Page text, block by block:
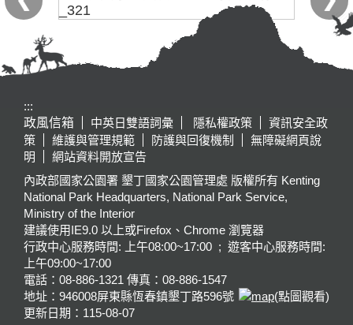
:::
政風信箱
中英日雙語詞彙 隱私權政策
資訊安全政
策
維護與管理規範 防護與回復機制
無障礙網頁說
明
網站資料開放宣告
內政部國家公園署 墾丁國家公園管理處 版權所有 Kenting
National Park Headquarters, National Park Service,
Ministry of the Interior
建議使用IE9.0 以上或Firefox、Chrome 瀏覽器
行政中心服務時間: 上午08:00~17:00 ; 遊客中心服務時間:
上午09:00~17:00
電話：08-886-1321 傳真：08-886-1547
地址：946008屏東縣恆春鎮墾丁路596號
(點圖觀看)
更新日期： 115-08-07